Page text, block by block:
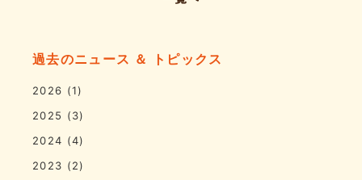
過去のニュース ＆ トピックス
2026 (1)
2025 (3)
2024 (4)
2023 (2)